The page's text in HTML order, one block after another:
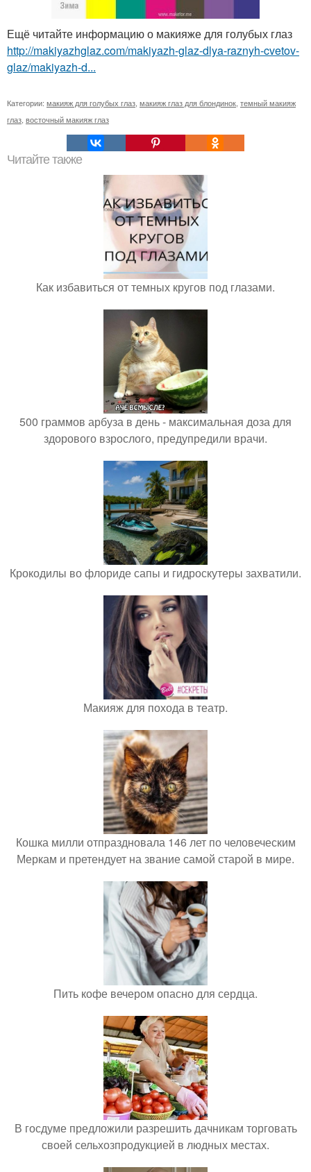
Ещё читайте информацию о макияже для голубых глаз
http://makiyazhglaz.com/makiyazh-glaz-dlya-raznyh-cvetov-
glaz/makiyazh-d...
Категории: макияж для голубых глаз макияж глаз для блондинок темный макияж
глаз восточный макияж глаз
Читайте также
Как избавиться от темных кругов под глазами.
500 граммов арбуза в день - максимальная доза для
здорового взрослого, предупредили врачи.
Крокодилы во флориде сапы и гидроскутеры захватили.
Макияж для похода в театр.
Кошка милли отпраздновала 146 лет по человеческим
Меркам и претендует на звание самой старой в мире.
Пить кофе вечером опасно для сердца.
В госдуме предложили разрешить дачникам торговать
своей сельхозпродукцией в людных местах.